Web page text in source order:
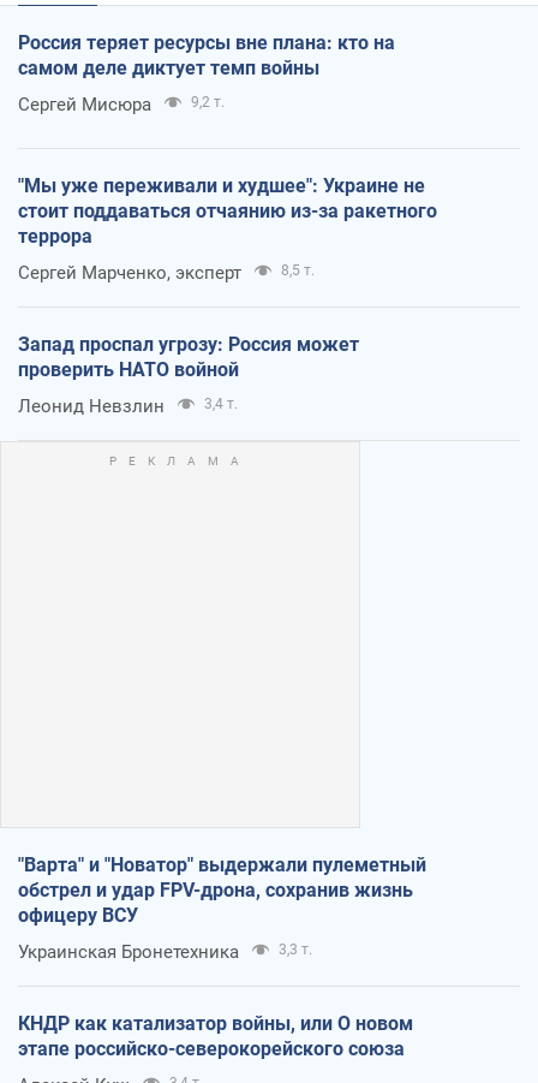
Россия теряет ресурсы вне плана: кто на
самом деле диктует темп войны
Сергей Мисюра 9,2 т.
"Мы уже переживали и худшее": Украине не
стоит поддаваться отчаянию из-за ракетного
террора
Сергей Марченко, эксперт 8,5 т.
Запад проспал угрозу: Россия может
проверить НАТО войной
Леонид Невзлин 3,4 т.
"Варта" и "Новатор" выдержали пулеметный
обстрел и удар FPV-дрона, сохранив жизнь
офицеру ВСУ
Украинская Бронетехника 3,3 т.
КНДР как катализатор войны, или О новом
этапе российско-северокорейского союза